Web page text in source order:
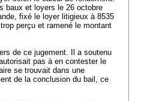
baux et loyers le 26 octobre
fixé le loyer litigieux à 8535
perçu et ramené le montant
de ce jugement. Il a soutenu
pas à en contester le
se trouvait dans une
de la conclusion du bail, ce